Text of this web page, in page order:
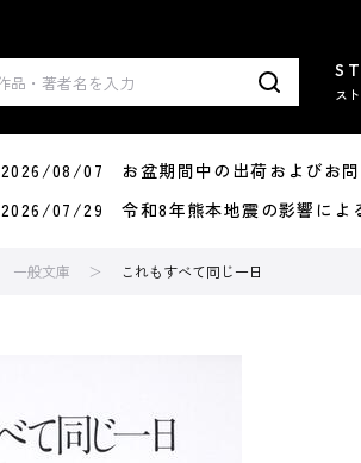
ス
2026/08/07 お盆期間中の出荷およびお問
2026/07/29 令和8年熊本地震の影響によ
一般文庫 これもすべて同じ一日